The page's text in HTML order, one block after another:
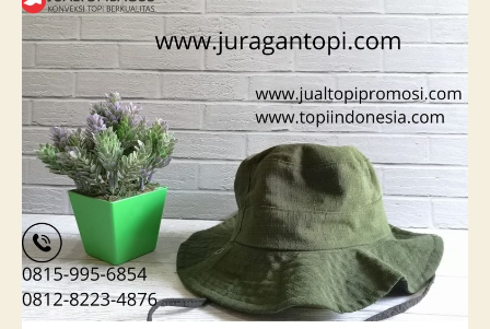
|
0815
995
6854